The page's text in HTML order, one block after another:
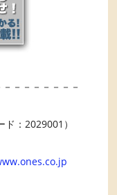
－－－－－－－
：2029001）